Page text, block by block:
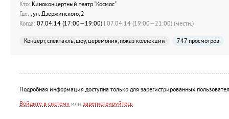
Кто: Киноконцертный театр "Космос"
Где: , ул. Дзержинского, 2
Когда: 07.04.14 (17:00—19:00) | 07.04.14 (19:00—21:00) (местн.)
Концерт, спектакль, шоу, церемония, показ коллекции 747 просмотров
Подробная информация доступна только для зарегистрированных
Войдите в систему или зарегистрируйтесь